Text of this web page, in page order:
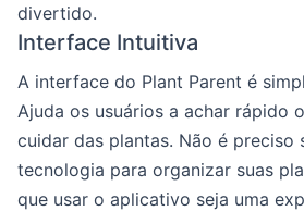
divertido.
Interface Intuitiva
A interface do Plant Parent é
Ajuda os usuários a achar rápido
cuidar das plantas. Não é preciso
tecnologia para organizar suas
que usar o aplicativo seja uma